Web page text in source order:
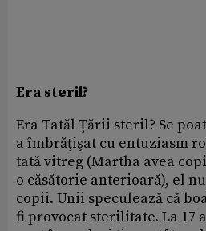
Era steril?
Era Tatăl Ţării steril? Se
a îmbrăţişat cu entuziasm
tată vitreg (Martha avea
o căsătorie anterioară), el
copii. Unii speculează că
fi provocat sterilitate. La 17